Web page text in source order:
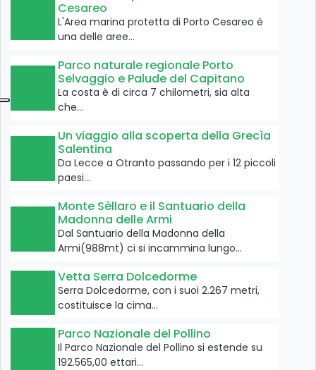
Cesareo
L'Area marina protetta di Porto Cesareo è
una delle aree…
Parco naturale regionale Porto
Selvaggio e Palude del Capitano
La costa è di circa 7 chilometri, sia alta
che…
Un viaggio alla scoperta della Grecìa
Salentina
Da Lecce a Otranto passando per i 12 piccoli
paesi…
Monte Sèllaro e il Santuario della
Madonna delle Armi
Dal Santuario della Madonna della
Armi(988mt) ci si incammina lungo…
Vetta Serra Dolcedorme
Serra Dolcedorme, con i suoi 2.267 metri,
costituisce la cima…
Parco Nazionale del Pollino
Il Parco Nazionale del Pollino si estende su
192.565,00 ettari…